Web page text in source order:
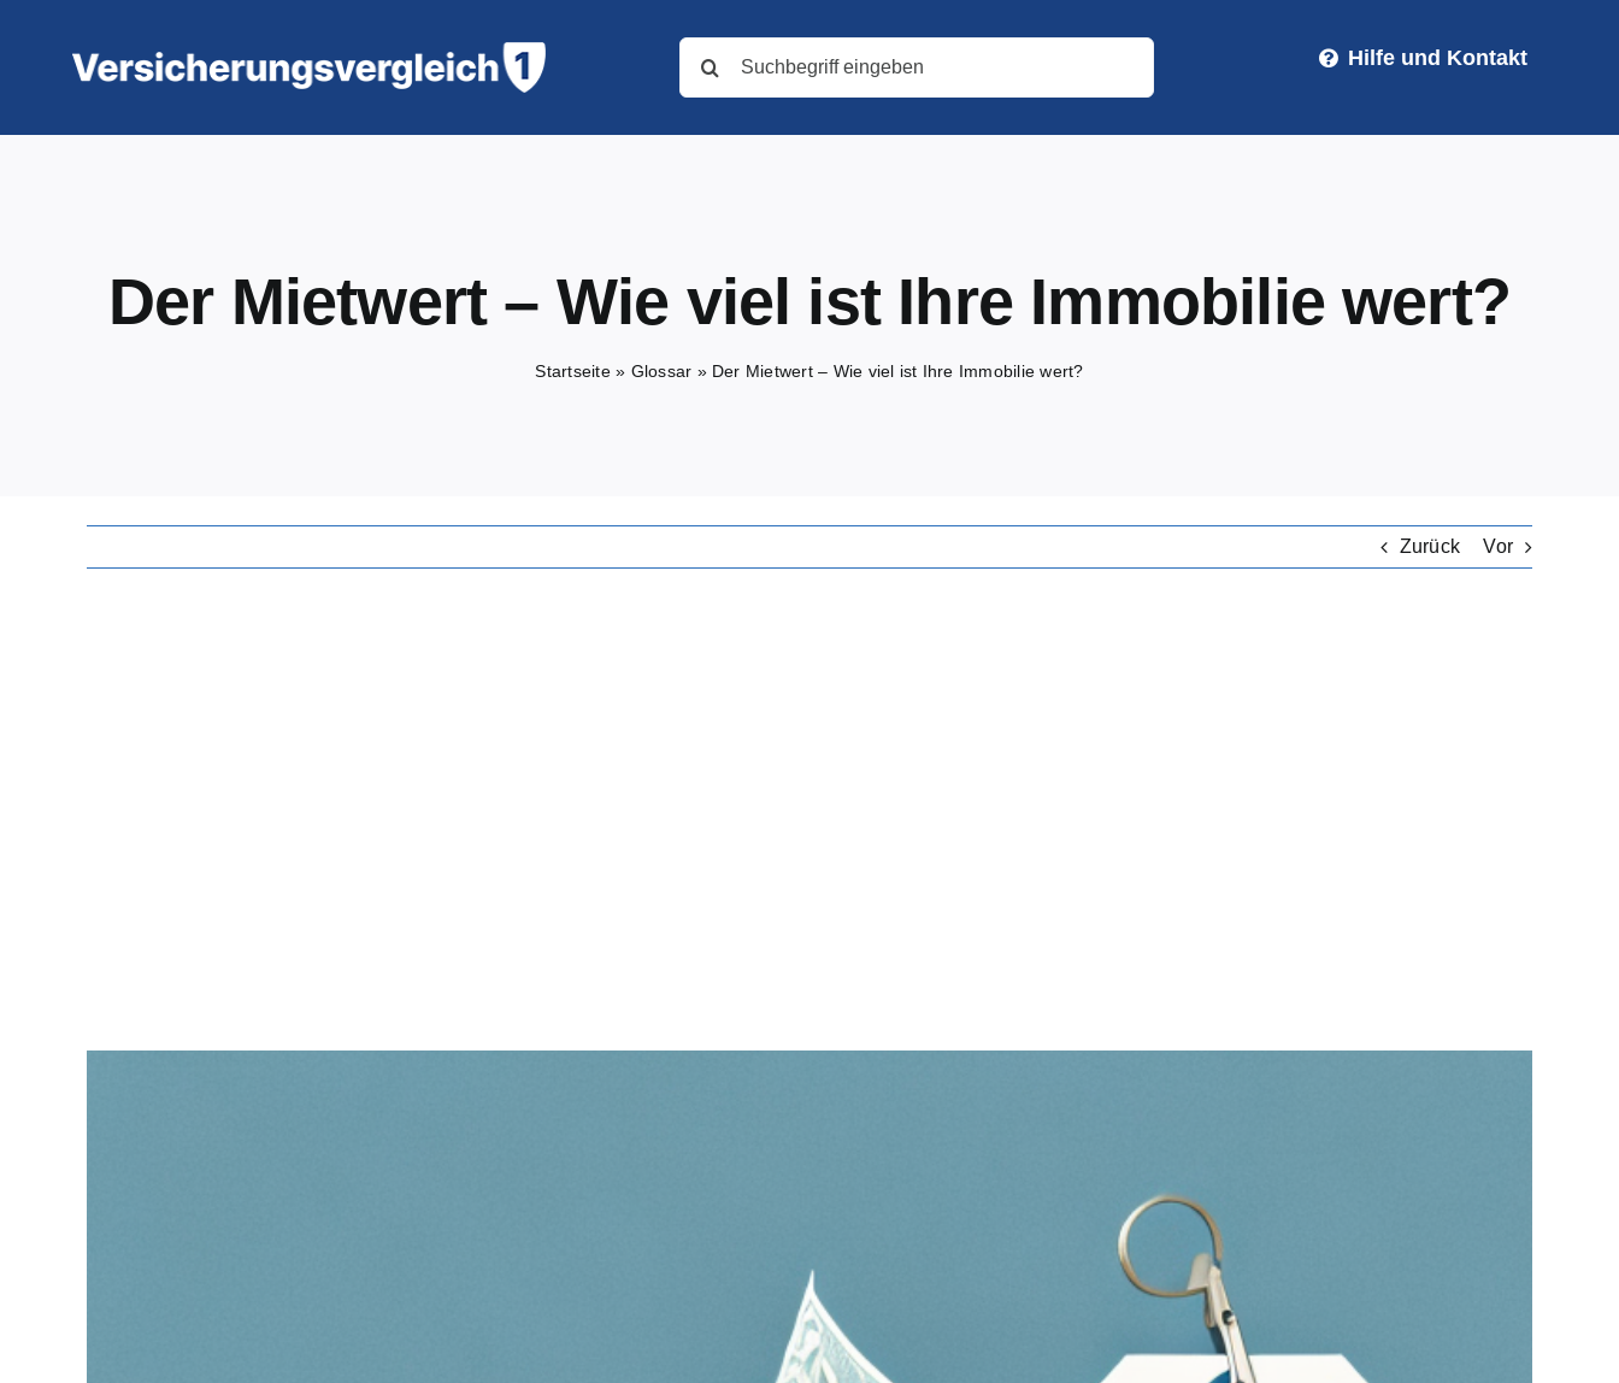
nach:
Hilfe und Kontakt
Der Mietwert – Wie viel ist Ihre Immobilie wert?
Startseite» Glossar » Der Mietwert – Wie viel ist Ihre Immobilie wert?
Zurück Vor